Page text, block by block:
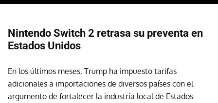
Nintendo Switch 2 retrasa su preventa en
Estados Unidos
En los últimos meses, Trump ha impuesto tarifas
adicionales a importaciones de diversos países con el
argumento de fortalecer la industria local de Estados